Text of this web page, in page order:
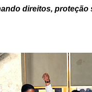
direitos,